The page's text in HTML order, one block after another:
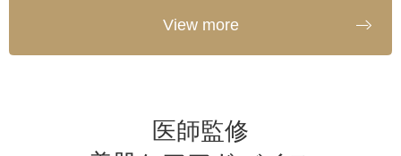
View more
医師監修